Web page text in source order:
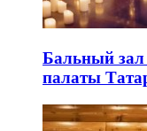
Бальный
палаты